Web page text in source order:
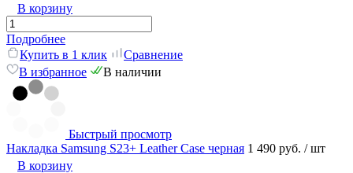
В корзину
Подробнее
Купить в 1 клик
Сравнение
В избранное
В наличии
Быстрый просмотр
Накладка Samsung S23+ Leather Case черная 1 490 руб. / шт
В корзину